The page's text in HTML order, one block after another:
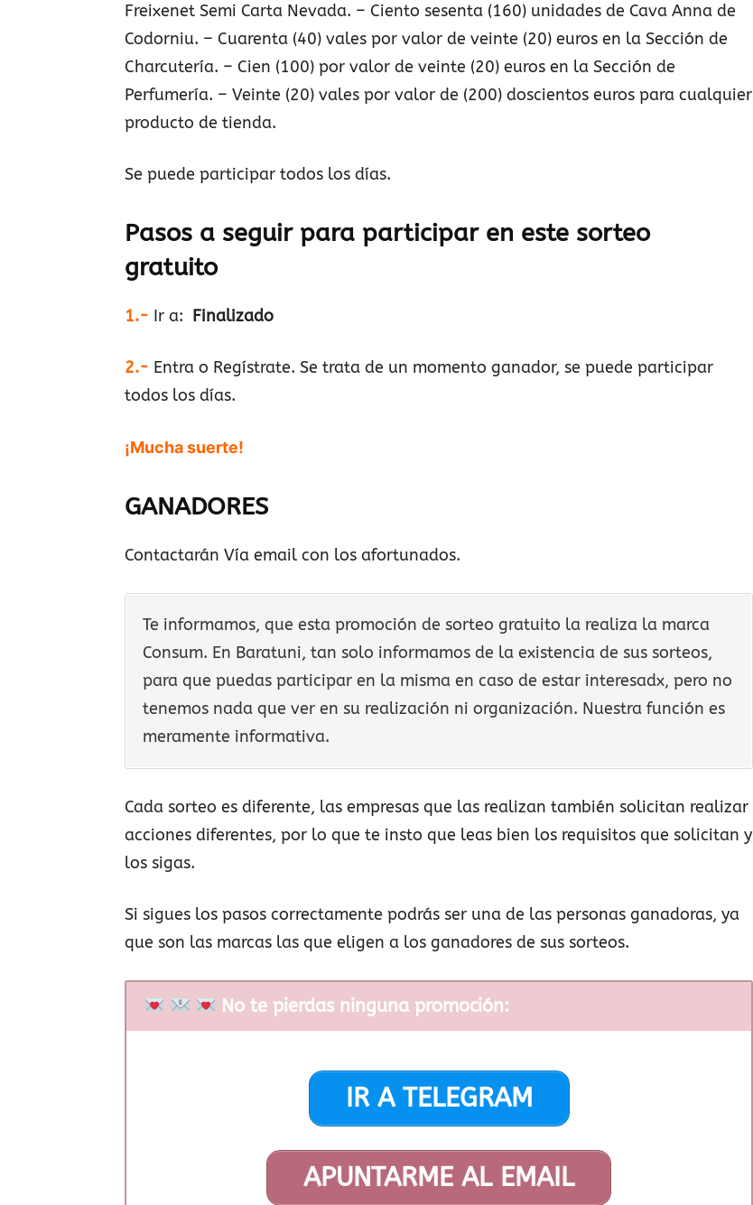
Freixenet Semi Carta Nevada. – Ciento sesenta (160) unidades de Cava Anna de
Codorniu. – Cuarenta (40) vales por valor de veinte (20) euros en la Sección de
Charcutería. – Cien (100) por valor de veinte (20) euros en la Sección de
Perfumería. – Veinte (20) vales por valor de (200) doscientos euros para cualquier
producto de tienda.
Se puede participar todos los días.
Pasos a seguir para participar en este sorteo
gratuito
1.- Ir a: Finalizado
2.- Entra o Regístrate. Se trata de un momento ganador, se puede participar
todos los días.
¡Mucha suerte!
GANADORES
Contactarán Vía email con los afortunados.
Te informamos, que esta promoción de sorteo gratuito la realiza la marca
Consum. En Baratuni, tan solo informamos de la existencia de sus sorteos,
para que puedas participar en la misma en caso de estar interesadx, pero no
tenemos nada que ver en su realización ni organización. Nuestra función es
meramente informativa.
Cada sorteo es diferente, las empresas que las realizan también solicitan realizar
acciones diferentes, por lo que te insto que leas bien los requisitos que solicitan y
los sigas.
Si sigues los pasos correctamente podrás ser una de las personas ganadoras, ya
que son las marcas las que eligen a los ganadores de sus sorteos.
No te pierdas ninguna promoción:
IR A TELEGRAM
APUNTARME AL EMAIL